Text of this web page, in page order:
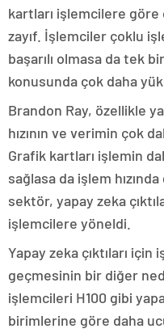
kartları işlemcilere
zayıf. İşlemciler çoklu
başarılı olmasa da tek
konusunda çok daha
Brandon Ray, özellikle
hızının ve verimin çok
Grafik kartları işlemin
sağlasa da işlem
sektör, yapay zeka
işlemcilere yöneldi.
Yapay zeka çıktıları
geçmesinin bir diğer
işlemcileri H100 gibi
birimlerine göre daha